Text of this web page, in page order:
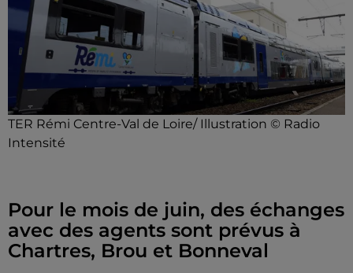
TER Rémi Centre-Val de Loire/ Illustration © Radio
Intensité
Pour le mois de juin, des échanges
avec des agents sont prévus à
Chartres, Brou et Bonneval